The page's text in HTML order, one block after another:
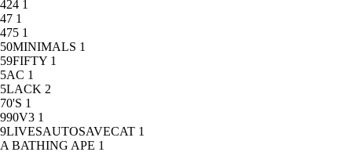
424 1
47 1
475 1
50MINIMALS 1
59FIFTY 1
5AC 1
5LACK 2
70'S 1
990V3 1
9LIVESAUTOSAVECAT 1
A BATHING APE 1